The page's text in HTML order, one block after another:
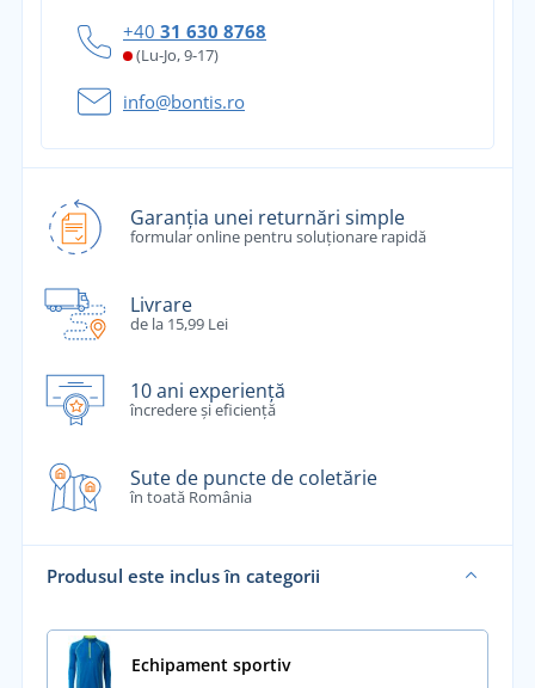
+40 31 630 8768
(Lu-Jo, 9-17)
info@bontis.ro
Garanția unei returnări simple
formular online pentru soluționare rapidă
Livrare
de la 15,99 Lei
10 ani experiență
încredere și eficiență
Sute de puncte de coletărie
în toată România
Produsul este inclus în categorii
Echipament sportiv